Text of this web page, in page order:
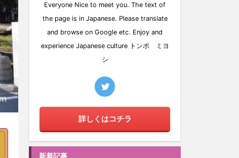
Everyone Nice to meet you. The text of
the page is in Japanese. Please translate
and browse on Google etc. Enjoy and
experience Japanese culture トンボ ミヨ
シ
詳しくはコチラ
新着記事